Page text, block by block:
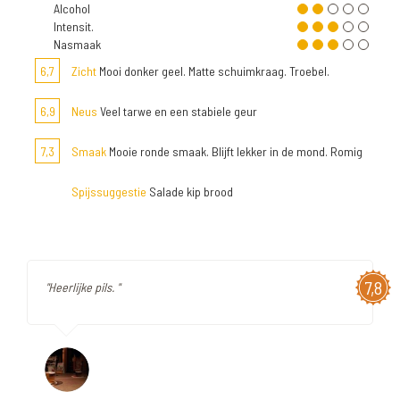
Alcohol
Intensit.
Nasmaak
6,7
Zicht Mooi donker geel. Matte schuimkraag. Troebel.
6,9 Neus Veel tarwe en een stabiele geur
7,3 Smaak Mooie ronde smaak. Blijft lekker in de mond. Romig
Spijssuggestie Salade kip brood
7,8
"Heerlijke pils. "